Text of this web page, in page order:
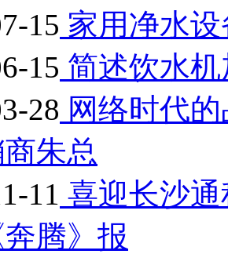
15 家用净水
15 简述饮水
28 网络时代
朱总
11 喜迎长沙
腾》报